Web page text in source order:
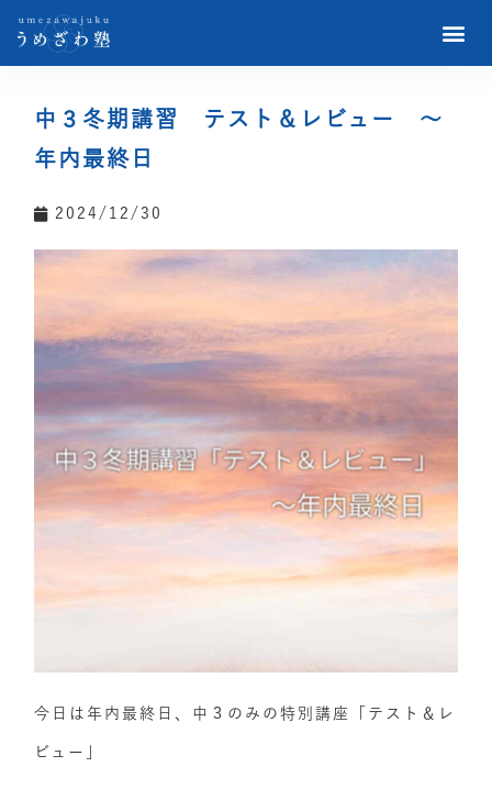
中３冬期講習 テスト＆レビュー ～
年内最終日
2024/12/30
今日は年内最終日、中３のみの特別講座「テスト＆レ
ビュー」